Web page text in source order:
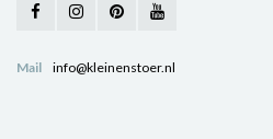
Mail info@kleinenstoer.nl